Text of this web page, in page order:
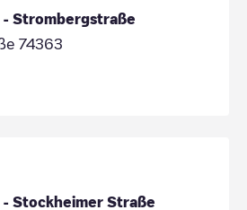
Strombergstraße
74363
Stockheimer Straße